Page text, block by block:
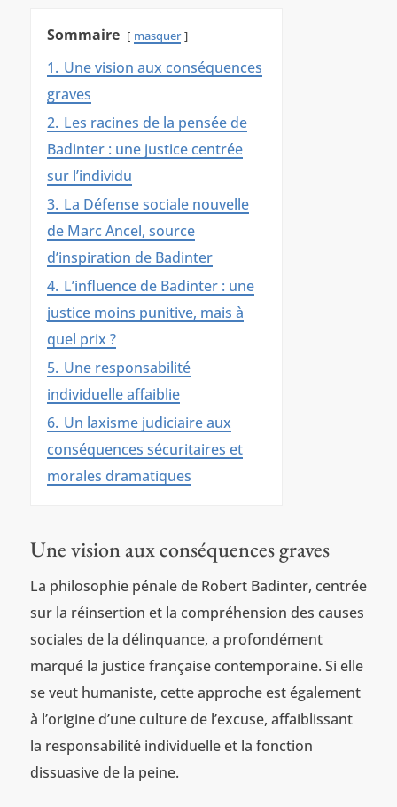
Sommaire masquer
1. Une vision aux conséquences
graves
2. Les racines de la pensée de
Badinter : une justice centrée
sur l’individu
3. La Défense sociale nouvelle
de Marc Ancel, source
d’inspiration de Badinter
4. L’influence de Badinter : une
justice moins punitive, mais à
quel prix ?
5. Une responsabilité
individuelle affaiblie
6. Un laxisme judiciaire aux
conséquences sécuritaires et
morales dramatiques
Une vision aux conséquences graves
La philosophie pénale de Robert Badinter, centrée
sur la réinsertion et la compréhension des causes
sociales de la délinquance, a profondément
marqué la justice française contemporaine. Si elle
se veut humaniste, cette approche est également
à l’origine d’une culture de l’excuse, affaiblissant
la responsabilité individuelle et la fonction
dissuasive de la peine.